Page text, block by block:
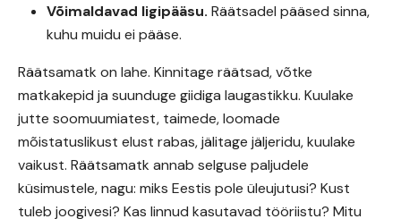
Võimaldavad ligipääsu. Räätsadel pääsed sinna,
kuhu muidu ei pääse.
Räätsamatk on lahe. Kinnitage räätsad, võtke
matkakepid ja suunduge giidiga laugastikku. Kuulake
jutte soomuumiatest, taimede, loomade
mõistatuslikust elust rabas, jälitage jäljeridu, kuulake
vaikust. Räätsamatk annab selguse paljudele
küsimustele, nagu: miks Eestis pole üleujutusi? Kust
tuleb joogivesi? Kas linnud kasutavad tööriistu? Mitu